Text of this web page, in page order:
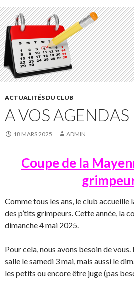
ACTUALITÉS DU CLUB
A VOS AGENDAS
18 MARS 2025 ADMIN
Coupe de la
Comme tous les ans, le club accueille
des p’tits grimpeurs. Cette année, la
dimanche 4 mai 2025.
Pour cela, nous avons besoin de
salle le samedi 3 mai, mais aussi le
les petits ou encore être juge (pas